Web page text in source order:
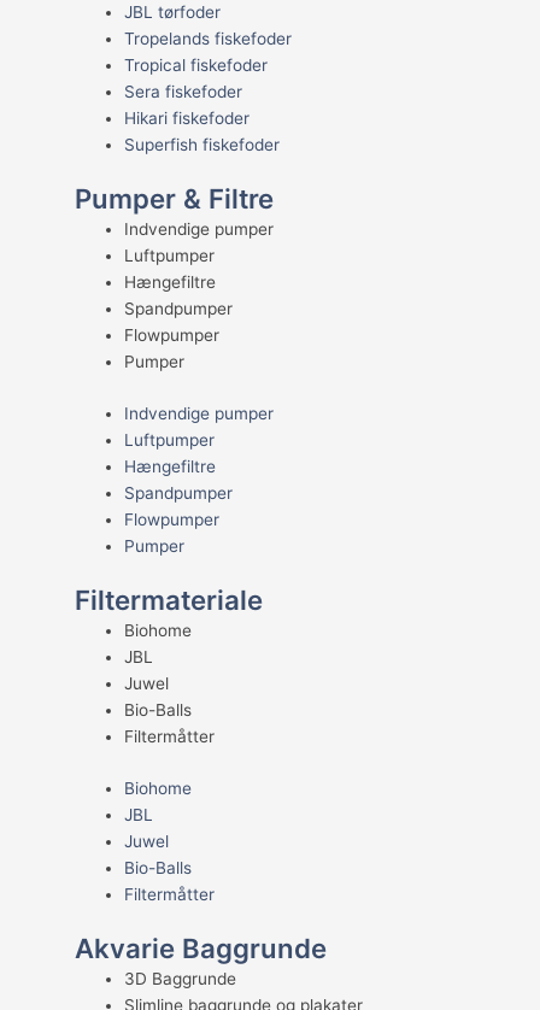
JBL tørfoder
Tropelands fiskefoder
Tropical fiskefoder
Sera fiskefoder
Hikari fiskefoder
Superfish fiskefoder
Pumper & Filtre
Indvendige pumper
Luftpumper
Hængefiltre
Spandpumper
Flowpumper
Pumper
Indvendige pumper
Luftpumper
Hængefiltre
Spandpumper
Flowpumper
Pumper
Filtermateriale
Biohome
JBL
Juwel
Bio-Balls
Filtermåtter
Biohome
JBL
Juwel
Bio-Balls
Filtermåtter
Akvarie Baggrunde
3D Baggrunde
Slimline baggrunde og plakater